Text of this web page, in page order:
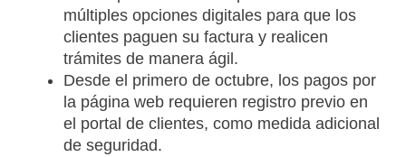
múltiples opciones digitales para que los
clientes paguen su factura y realicen
trámites de manera ágil.
Desde el primero de octubre, los pagos por
la página web requieren registro previo en
el portal de clientes, como medida adicional
de seguridad.